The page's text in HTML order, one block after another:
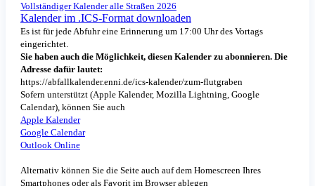
Vollständiger Kalender alle Straßen 2026
Kalender im .ICS-Format downloaden
Es ist für jede Abfuhr eine Erinnerung um 17:00 Uhr des Vortags
eingerichtet.
Sie haben auch die Möglichkeit, diesen Kalender zu abonnieren. Die
Adresse dafür lautet:
https://abfallkalender.enni.de/ics-kalender/zum-flutgraben
Sofern unterstützt (Apple Kalender, Mozilla Lightning, Google
Calendar), können Sie auch
Apple Kalender
Google Calendar
Outlook Online
Alternativ können Sie die Seite auch auf dem Homescreen Ihres
Smartphones oder als Favorit im Browser ablegen